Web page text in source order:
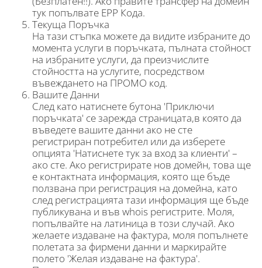
тук попълвате EPP Кода.
Текуща Поръчка
На тази стъпка можете да видите избраните до
момента услуги в поръчката, пълната стойност
на избраните услуги, да преизчислите
стойността на услугите, посредством
въвеждането на ПРОМО код.
Вашите Данни
След като натиснете бутона 'Приключи
поръчката' се зарежда страницата,в която да
въведете вашите данни ако не сте
регистриран потребител или да изберете
опцията 'Натиснете тук за вход за клиенти' –
ако сте. Ако регистрирате нов домейн, това ще
е контактната информация, която ще бъде
ползвана при регистрация на домейна, като
след регистрацията тази информация ще бъде
публикувана и във whois регистрите. Моля,
попълвайте на латиница в този случай. Ако
желаете издаване на фактура, моля попълнете
полетата за фирмени данни и маркирайте
полето 'Желая издаване на фактура'.